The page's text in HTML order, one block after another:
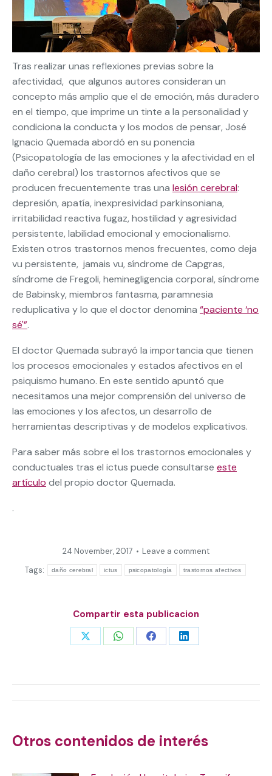
Tras realizar unas reflexiones previas sobre la
afectividad, que algunos autores consideran un
concepto más amplio que el de emoción, más duradero
en el tiempo, que imprime un tinte a la personalidad y
condiciona la conducta y los modos de pensar, José
Ignacio Quemada abordó en su ponencia
(Psicopatología de las emociones y la afectividad en el
daño cerebral) los trastornos afectivos que se
producen frecuentemente tras una lesión cerebral:
depresión, apatía, inexpresividad parkinsoniana,
irritabilidad reactiva fugaz, hostilidad y agresividad
persistente, labilidad emocional y emocionalismo.
Existen otros trastornos menos frecuentes, como deja
vu persistente, jamais vu, síndrome de Capgras,
síndrome de Fregoli, heminegligencia corporal, síndrome
de Babinsky, miembros fantasma, paramnesia
reduplicativa y lo que el doctor denomina “paciente ‘no
sé'”.
El doctor Quemada subrayó la importancia que tienen
los procesos emocionales y estados afectivos en el
psiquismo humano. En este sentido apuntó que
necesitamos una mejor comprensión del universo de
las emociones y los afectos, un desarrollo de
herramientas descriptivas y de modelos explicativos.
Para saber más sobre el los trastornos emocionales y
conductuales tras el ictus puede consultarse este
artículo del propio doctor Quemada.
.
24 November, 2017
Leave a comment
Tags:
daño cerebral ictus psicopatología trastornos afectivos
Compartir esta publicacion
Share Share Share Share
Otros contenidos de interés